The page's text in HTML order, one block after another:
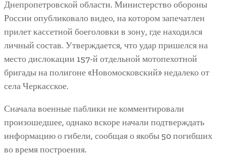
Днепропетровской области. Министерство обороны
России опубликовало видео, на котором запечатлен
прилет кассетной боеголовки в зону, где находился
личный состав. Утверждается, что удар пришелся на
место дислокации 157-й отдельной мотопехотной
бригады на полигоне «Новомосковский» недалеко от
села Черкасское.
Сначала военные паблики не комментировали
произошедшее, однако вскоре начали подтверждать
информацию о гибели, сообщая о якобы 50 погибших
во время построения.